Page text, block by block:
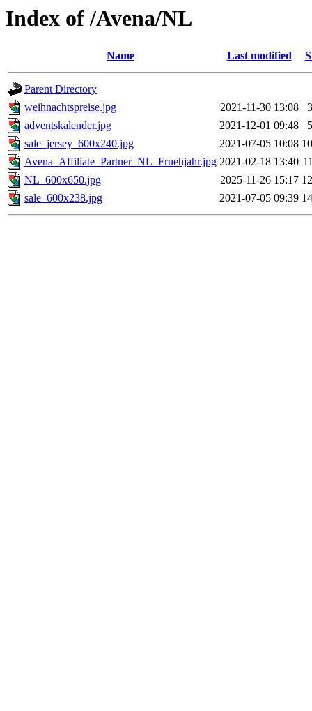
Index of /Avena/NL
Name Last modified
Parent Directory
weihnachtspreise.jpg
2021-11-30 13:08
adventskalender.jpg
2021-12-01 09:48
sale_jersey_600x240.jpg
2021-07-05 10:08
Avena_Affiliate_Partner_NL_Fruehjahr.jpg 2021-02-18 13:40
NL_600x650.jpg
2025-11-26 15:17
sale_600x238.jpg
2021-07-05 09:39